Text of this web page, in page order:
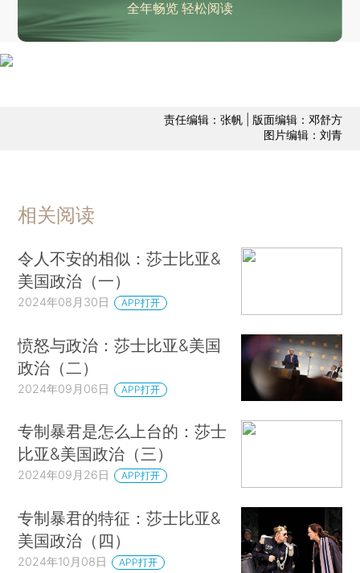
全年畅览 轻松阅读
责任编辑：张帆 | 版面编辑：邓舒方
图片编辑：刘青
相关阅读
令人不安的相似：莎士比亚&
美国政治（一）
2024年08月30日 APP打开
愤怒与政治：莎士比亚&美国
政治（二）
2024年09月06日 APP打开
专制暴君是怎么上台的：莎士
比亚&美国政治（三）
2024年09月26日 APP打开
专制暴君的特征：莎士比亚&
美国政治（四）
2024年10月08日 APP打开